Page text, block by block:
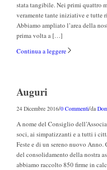
stata tangibile. Nei primi quattro
veramente tante iniziative e tutte
Abbiamo ampliato l’area della
prima volta a […]
Continua a leggere
Auguri
24 Dicembre 2016/0 Commenti/da
A nome del Consiglio
soci, ai simpatizzanti e a tutti i
Feste e di un sereno nuovo Anno.
del consolidamento della nostra
abbiamo raccolto 850 firme in